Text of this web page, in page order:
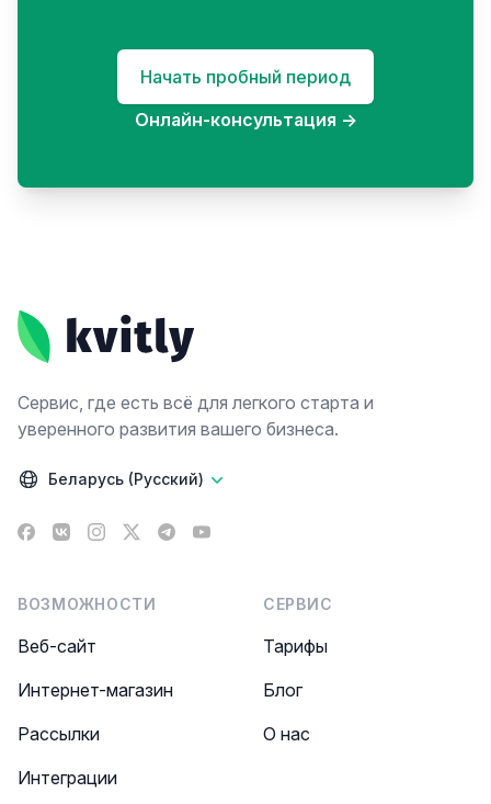
Начать пробный период
Онлайн-консультация →
Сервис, где есть всё для легкого старта и
уверенного развития вашего бизнеса.
Беларусь (Русский)
Facebook
VK Instagram
X TelegramYouTube
ВОЗМОЖНОСТИ
Веб-сайт
Интернет-магазин
Рассылки
Интеграции
СЕРВИС
Тарифы
Блог
О нас